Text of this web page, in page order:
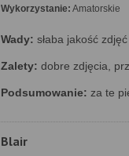
Wykorzystanie: Amatorskie
Wady: słaba jakość zdjęć
Zalety: dobre zdjęcia,
Podsumowanie: za te
Blair